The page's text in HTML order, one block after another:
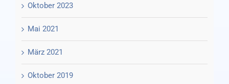
Oktober 2023
Mai 2021
März 2021
Oktober 2019